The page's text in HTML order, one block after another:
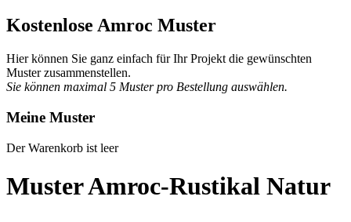
Kostenlose Amroc Muster
Hier können Sie ganz einfach für Ihr Projekt die gewünschten
Muster zusammenstellen.
Sie können maximal 5 Muster pro Bestellung auswählen.
Meine Muster
Der Warenkorb ist leer
Muster Amroc-Rustikal Natur